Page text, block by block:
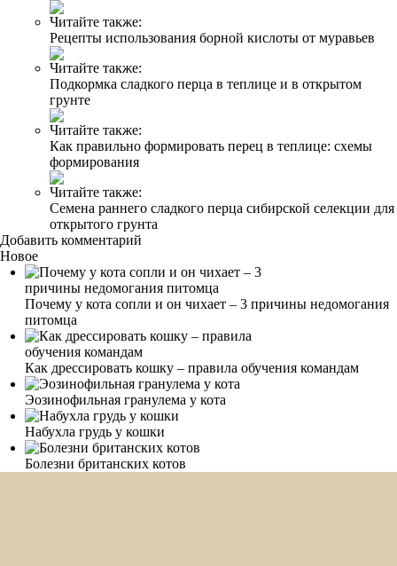
Читайте также:
Рецепты использования борной кислоты от муравьев
Читайте также:
Подкормка сладкого перца в теплице и в открытом
грунте
Читайте также:
Как правильно формировать перец в теплице: схемы
формирования
Читайте также:
Семена раннего сладкого перца сибирской селекции для
открытого грунта
Добавить комментарий
Новое
Почему у кота сопли и он чихает – 3 причины недомогания
питомца
Как дрессировать кошку – правила обучения командам
Эозинофильная гранулема у кота
Набухла грудь у кошки
Болезни британских котов